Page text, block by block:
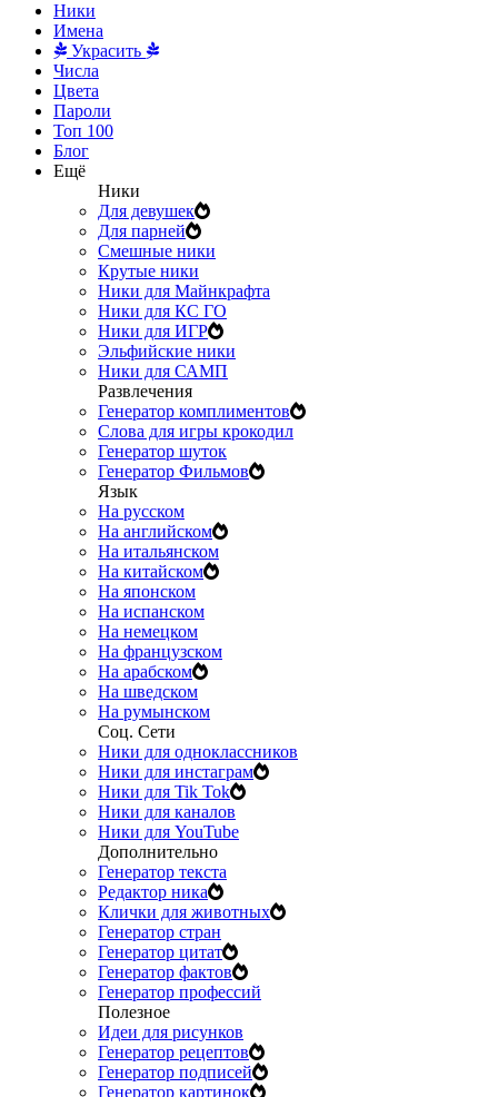
Ники
Имена
Украсить
Числа
Цвета
Пароли
Топ 100
Блог
Ещё
Ники
Для девушек
Для парней
Смешные ники
Крутые ники
Ники для Майнкрафта
Ники для КС ГО
Ники для ИГР
Эльфийские ники
Ники для САМП
Развлечения
Генератор комплиментов
Слова для игры крокодил
Генератор шуток
Генератор Фильмов
Язык
На русском
На английском
На итальянском
На китайском
На японском
На испанском
На немецком
На французском
На арабском
На шведском
На румынском
Соц. Сети
Ники для одноклассников
Ники для инстаграм
Ники для Tik Tok
Ники для каналов
Ники для YouTube
Дополнительно
Генератор текста
Редактор ника
Клички для животных
Генератор стран
Генератор цитат
Генератор фактов
Генератор профессий
Полезное
Идеи для рисунков
Генератор рецептов
Генератор подписей
Генератор картинок